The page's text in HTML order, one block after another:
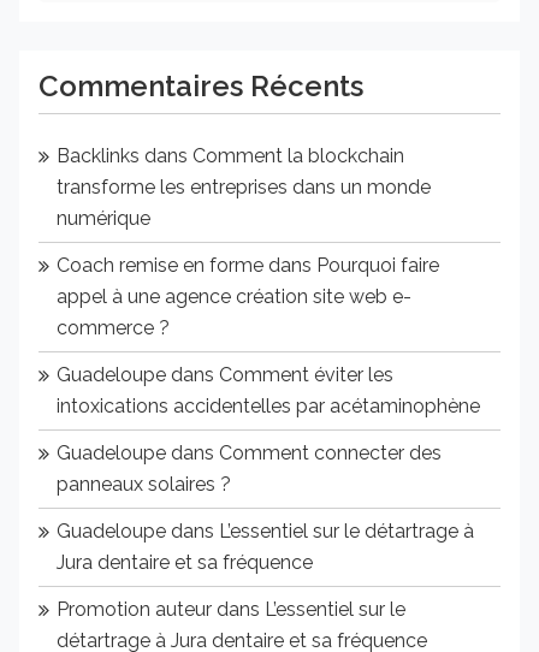
Commentaires Récents
Backlinks dans Comment la blockchain
transforme les entreprises dans un monde
numérique
Coach remise en forme dans Pourquoi faire
appel à une agence création site web e-
commerce ?
Guadeloupe dans Comment éviter les
intoxications accidentelles par acétaminophène
Guadeloupe dans Comment connecter des
panneaux solaires ?
Guadeloupe dans L’essentiel sur le détartrage à
Jura dentaire et sa fréquence
Promotion auteur dans L’essentiel sur le
détartrage à Jura dentaire et sa fréquence